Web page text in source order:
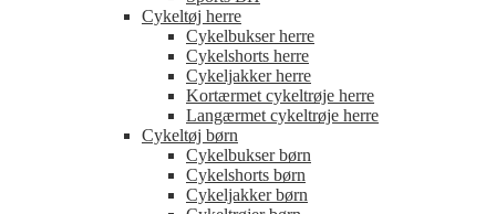
Cykeltøj herre
Cykelbukser herre
Cykelshorts herre
Cykeljakker herre
Kortærmet cykeltrøje herre
Langærmet cykeltrøje herre
Cykeltøj børn
Cykelbukser børn
Cykelshorts børn
Cykeljakker børn